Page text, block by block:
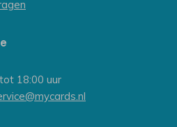
18:00 uur